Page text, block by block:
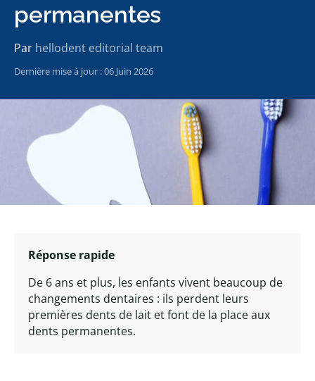
permanentes
Par hellodent editorial team
Dernière mise à jour : 06 Juin 2026
Réponse rapide
De 6 ans et plus, les enfants vivent beaucoup de
changements dentaires : ils perdent leurs
premières dents de lait et font de la place aux
dents permanentes.